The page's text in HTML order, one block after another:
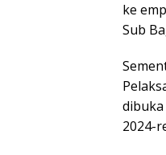
ke
Sub
2024-